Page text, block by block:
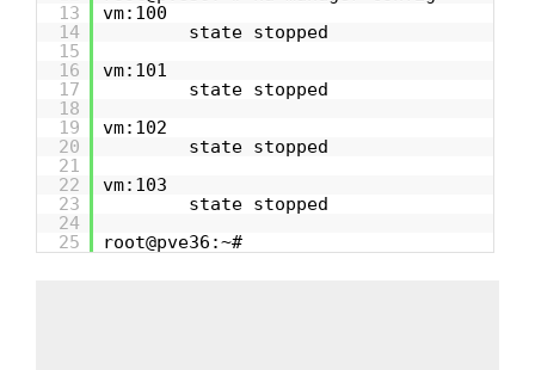
13
vm:100
14
state stopped
15
16
vm:101
17
state stopped
18
19
vm:102
20
state stopped
21
22
vm:103
23
state stopped
24
25
root@pve36:~#